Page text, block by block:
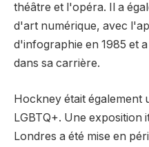
théâtre et l'opéra. Il a
d'art numérique, avec
d'infographie en 1985 et
dans sa carrière.
Hockney était également
LGBTQ+. Une exposition
Londres a été mise en